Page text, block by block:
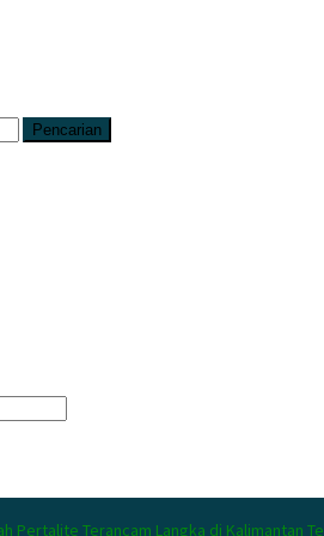
Pencarian
Pertalite Terancam Langka di Kalimantan